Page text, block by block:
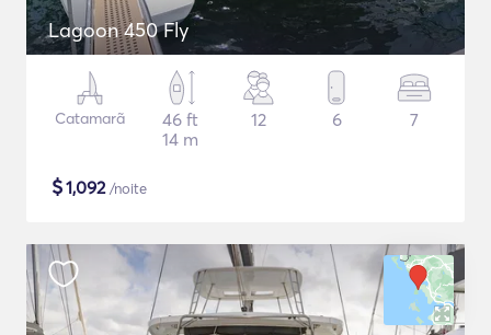
Lagoon 450 Fly
Catamarã
46 ft
14 m
12 6 7
$1,092/noite